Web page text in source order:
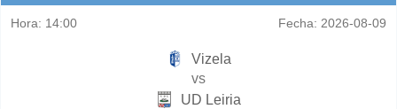
Hora: 14:00 Fecha: 2026-08-09
Vizela
vs
UD Leiria